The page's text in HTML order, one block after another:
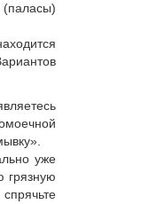
уже
грязную